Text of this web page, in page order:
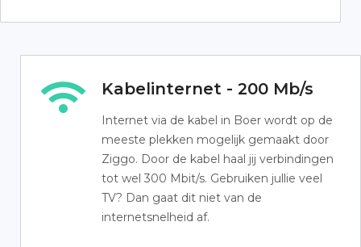
Kabelinternet - 200 Mb/s
Internet via de kabel in Boer wordt op de
meeste plekken mogelijk gemaakt door
Ziggo. Door de kabel haal jij verbindingen
tot wel 300 Mbit/s. Gebruiken jullie veel
TV? Dan gaat dit niet van de
internetsnelheid af.